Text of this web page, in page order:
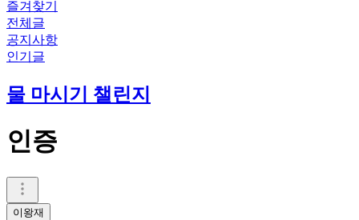
즐겨찾기
전체글
공지사항
인기글
물 마시기 챌린지
인증
이왕재